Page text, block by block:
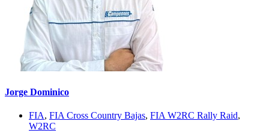
Jorge Dominico
FIA, FIA Cross Country Bajas, FIA W2RC Rally Raid,
W2RC